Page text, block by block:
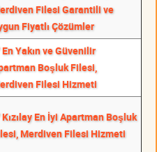
Filesi Garantili ve
Fiyatlı Çözümler
En Yakın ve Güvenilir
Boşluk Filesi,
Filesi Hizmeti
Kızılay En İyi Apartman Boşluk
Merdiven Filesi Hizmeti